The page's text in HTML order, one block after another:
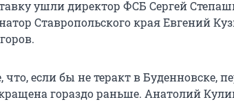
ушли директор ФСБ Сергей
Ставропольского края Евгений
если бы не теракт в Буденновске,
гораздо раньше. Анатолий